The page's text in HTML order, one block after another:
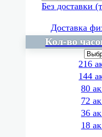
Без доставки
Доставка
Кол-во
216
144
80
72
36
18